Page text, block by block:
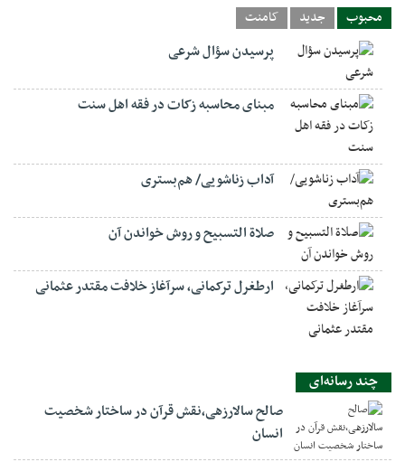
محبوب جدید کامنت
پرسیدن سؤال شرعی
مبنای محاسبه زکات در فقه اهل سنت
آداب زناشویی/ هم‌بستری
صلاة التسبيح و روش خواندن آن
ارطغرل ترکمانی، سرآغاز خلافت مقتدر عثمانی
چند رسانه‌ای
صالح سالارزهی،‌نقش قرآن در ساختار شخصیت
انسان